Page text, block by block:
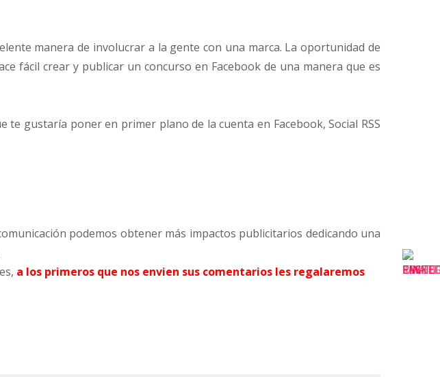
manera de involucrar a la gente con una marca. La oportunidad de
fácil crear y publicar un concurso en Facebook de una manera que es
gustaría poner en primer plano de la cuenta en Facebook, Social RSS
podemos obtener más impactos publicitarios dedicando una
a los primeros que nos envien sus comentarios les regalaremos